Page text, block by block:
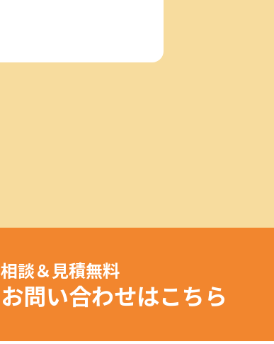
相談＆見積無料
お問い合わせはこちら